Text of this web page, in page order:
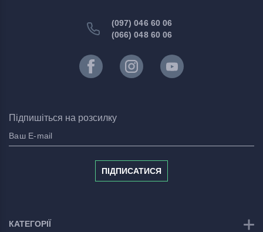
(097) 046 60 06
(066) 048 60 06
Підпишіться на розсилку
ПІДПИСАТИСЯ
КАТЕГОРІЇ